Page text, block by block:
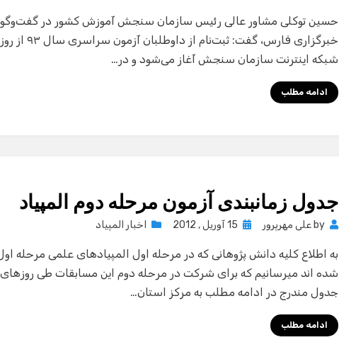
حسین توکلی مشاور عالی رئیس سازمان سنجش آموزش کشور در گفت‌وگو
شبکه اینترنت سازمان سنجش آغاز می‌شود و در…
ادامه مطلب
جدول زمانبندی آزمون مرحله دوم المپیاد
by علی مهرپرور
Posted
15 آوریل , 2012 اخبار المپیاد
جدول مندرج در ادامه مطلب به مرکز استان…
ادامه مطلب